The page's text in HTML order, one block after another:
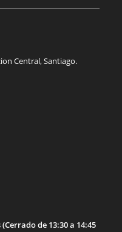
Central, Santiago.
de 13:30 a 14:45